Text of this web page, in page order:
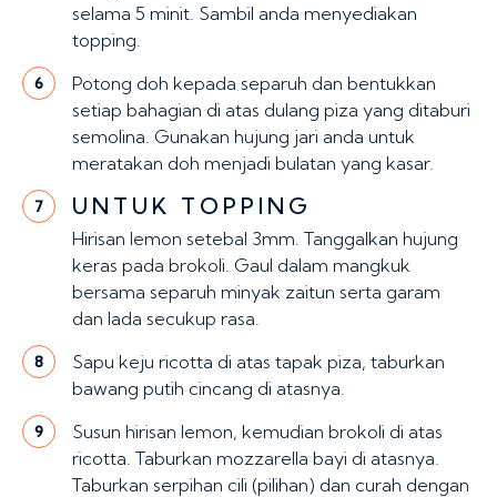
selama 5 minit. Sambil anda menyediakan
topping.
6
Potong doh kepada separuh dan bentukkan
setiap bahagian di atas dulang piza yang ditaburi
semolina. Gunakan hujung jari anda untuk
meratakan doh menjadi bulatan yang kasar.
7 UNTUK TOPPING
Hirisan lemon setebal 3mm. Tanggalkan hujung
keras pada brokoli. Gaul dalam mangkuk
bersama separuh minyak zaitun serta garam
dan lada secukup rasa.
8
Sapu keju ricotta di atas tapak piza, taburkan
bawang putih cincang di atasnya.
9
Susun hirisan lemon, kemudian brokoli di atas
ricotta. Taburkan mozzarella bayi di atasnya.
Taburkan serpihan cili (pilihan) dan curah dengan